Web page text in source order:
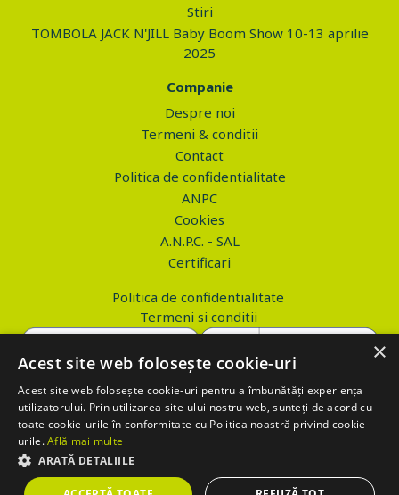
Stiri
TOMBOLA JACK N'JILL Baby Boom Show 10-13 aprilie
2025
Companie
Despre noi
Termeni & conditii
Contact
Politica de confidentialitate
ANPC
Cookies
A.N.P.C. - SAL
Certificari
Politica de confidentialitate
Termeni si conditii
Copyright © 2026 PROVA.ro
$('.btn_gdpr').click(function() { //alert('test'); var values='';
values+='action=accept-gdpr'; $.ajax({ method: "POST", url:
"https://www.prova.ro/gdpr.php", data: values, success: function(html)
×
Acest site web folosește cookie-uri
Acest site web folosește cookie-uri pentru a îmbunătăți experiența
utilizatorului. Prin utilizarea site-ului nostru web, sunteți de acord cu
toate cookie-urile în conformitate cu Politica noastră privind cookie-
urile.Află mai multe
ARATĂ DETALIILE